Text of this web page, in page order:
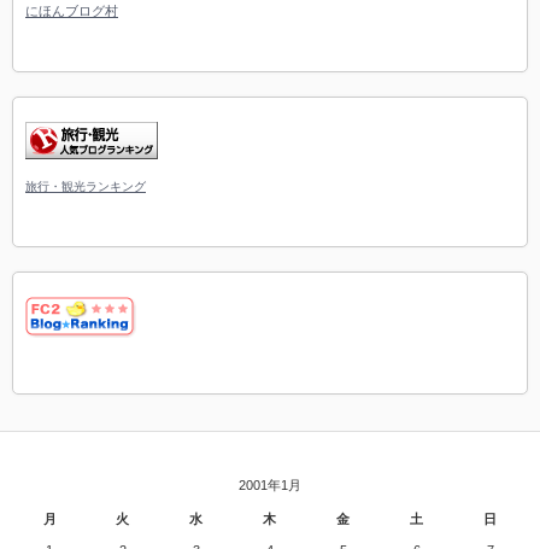
にほんブログ村
旅行・観光ランキング
2001年1月
月 火 水 木 金 土 日